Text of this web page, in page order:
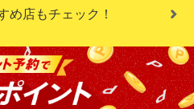
ラブ2F
を柔らかくジューシーなステーキ
召し上がれ。 刻みわさびがタンと
店 てごう屋
め店もチェック！